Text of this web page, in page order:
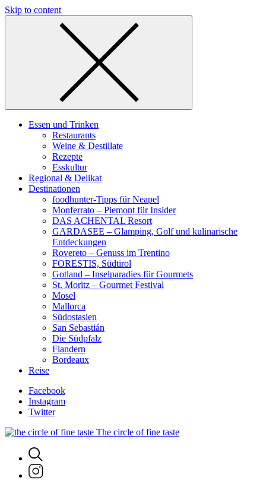
Skip to content
Essen und Trinken
Restaurants
Weine & Destillate
Rezepte
Esskultur
Regional & Delikat
Destinationen
foodhunter-Tipps für Neapel
Monferrato – Piemont für Insider
DAS ACHENTAL Resort
GARDASEE – Glamping, Golf und kulinarische
Entdeckungen
Rovereto – Genuss im Trentino
FORESTIS, Südtirol
Gotland – Inselparadies für Gourmets
St. Moritz – Gourmet Festival
Mosel
Mallorca
Südostasien
San Sebastián
Die Südpfalz
Flandern
Bordeaux
Reise
Facebook
Instagram
Twitter
The circle of fine taste